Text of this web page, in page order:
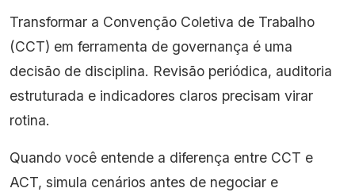
Transformar a Convenção Coletiva de Trabalho
(CCT) em ferramenta de governança é uma
decisão de disciplina. Revisão periódica, auditoria
estruturada e indicadores claros precisam virar
rotina.
Quando você entende a diferença entre CCT e
ACT, simula cenários antes de negociar e